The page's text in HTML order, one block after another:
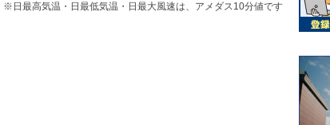
※日最高気温・日最低気温・日最大風速は、アメダス10分値です